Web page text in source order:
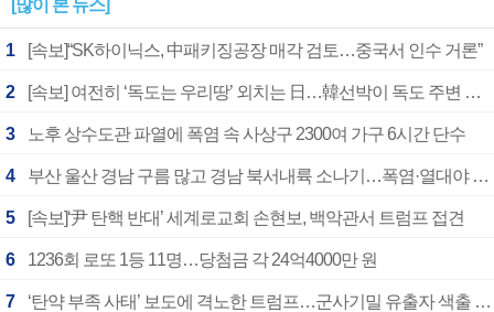
[많이 본 뉴스]
1 [속보]“SK하이닉스, 中패키징공장 매각 검토…중국서 인수 거론”
2 [속보] 여전히 ‘독도는 우리땅’ 외치는 日…韓선박이 독도 주변 해양조사 활동하자 반발
3 노후 상수도관 파열에 폭염 속 사상구 2300여 가구 6시간 단수
4 부산 울산 경남 구름 많고 경남 북서내륙 소나기…폭염·열대야 계속
5 [속보]‘尹 탄핵 반대’ 세계로교회 손현보, 백악관서 트럼프 접견
6 1236회 로또 1등 11명…당첨금 각 24억4000만 원
7 ‘탄약 부족 사태’ 보도에 격노한 트럼프…군사기밀 유출자 색출 지시